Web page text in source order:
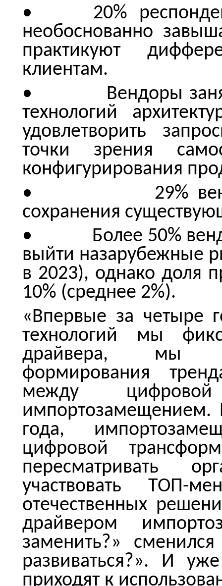
• 20%
необоснованно
практикуют
клиентам.
• Вендоры заняты
технологий
удовлетворить
точки зрения
конфигурирования
• 29% вендоров
сохранения
• Более 50%
выйти назарубежные
в 2023), однако доля
10% (среднее 2%).
«Впервые за четыре
технологий мы
драйвера, мы
формирования
между
импортозамещением.
года,
цифровой
пересматривать
участвовать ТОП-
отечественных
драйвером
заменить?»
развиваться?». И
приходят к